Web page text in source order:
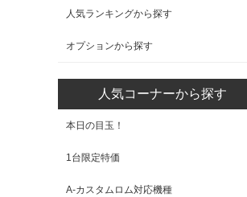
人気ランキングから探す
オプションから探す
人気コーナーから探す
本日の目玉！
1台限定特価
A-カスタムロム対応機種